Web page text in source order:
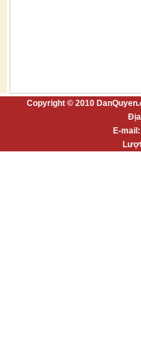
Copyright © 2010
E-